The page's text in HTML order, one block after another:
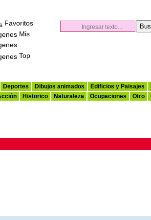
Favoritos
Mis
Top
Deportes Dibujos animados Edificios y Paisajes
Historico Naturaleza Ocupaciones Otro